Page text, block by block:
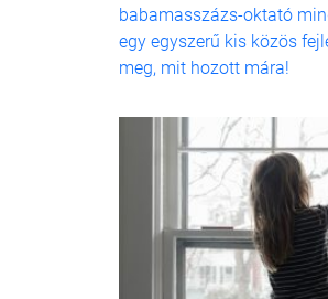
babamasszázs-oktató
egy egyszerű kis közös
meg, mit hozott mára!